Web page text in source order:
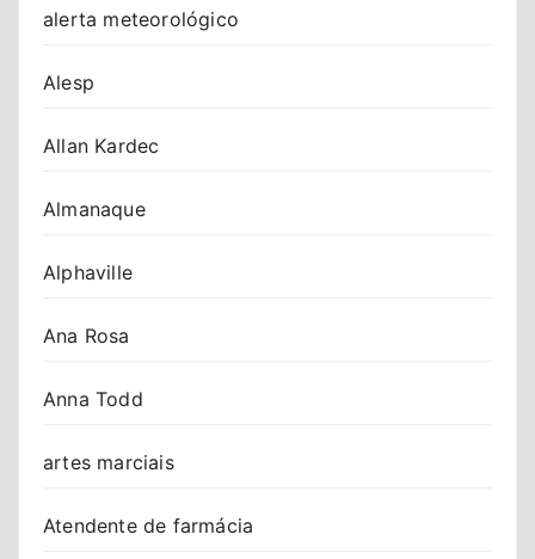
alerta meteorológico
Alesp
Allan Kardec
Almanaque
Alphaville
Ana Rosa
Anna Todd
artes marciais
Atendente de farmácia